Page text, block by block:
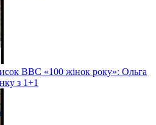
BBC «100 жінок року»: Ольга
з 1+1